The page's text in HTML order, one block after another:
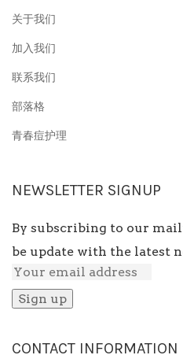
关于我们
加入我们
联系我们
部落格
青春痘护理
NEWSLETTER SIGNUP
By subscribing to our
be update with the latest
CONTACT INFORMATION